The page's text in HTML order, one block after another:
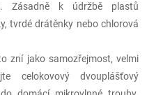
Zásadně k údržbě plastů
tvrdé drátěnky nebo chlorová
zní jako samozřejmost, velmi
celokovový dvouplášťový